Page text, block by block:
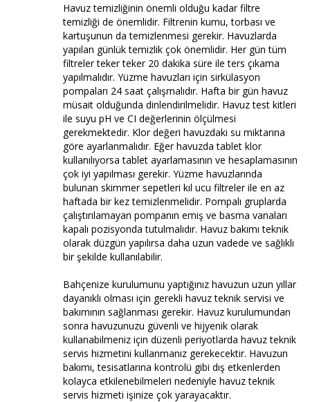
Havuz temizliğinin önemli olduğu kadar filtre
temizliği de önemlidir. Filtrenin kumu, torbası ve
kartuşunun da temizlenmesi gerekir. Havuzlarda
yapılan günlük temizlik çok önemlidir. Her gün tüm
filtreler teker teker 20 dakika süre ile ters çıkama
yapılmalıdır. Yüzme havuzları için sirkülasyon
pompaları 24 saat çalışmalıdır. Hafta bir gün havuz
müsait olduğunda dinlendirilmelidir. Havuz test kitleri
ile suyu pH ve CI değerlerinin ölçülmesi
gerekmektedir. Klor değeri havuzdaki su miktarına
göre ayarlanmalıdır. Eğer havuzda tablet klor
kullanılıyorsa tablet ayarlamasının ve hesaplamasının
çok iyi yapılması gerekir. Yüzme havuzlarında
bulunan skimmer sepetleri kıl ucu filtreler ile en az
haftada bir kez temizlenmelidir. Pompalı gruplarda
çalıştırılamayan pompanın emiş ve basma vanaları
kapalı pozisyonda tutulmalıdır. Havuz bakımı teknik
olarak düzgün yapılırsa daha uzun vadede ve sağlıklı
bir şekilde kullanılabilir.
Bahçenize kurulumunu yaptığınız havuzun uzun yıllar
dayanıklı olması için gerekli havuz teknik servisi ve
bakımının sağlanması gerekir. Havuz kurulumundan
sonra havuzunuzu güvenli ve hijyenik olarak
kullanabilmeniz için düzenli periyotlarda havuz teknik
servis hizmetini kullanmanız gerekecektir. Havuzun
bakımı, tesisatlarına kontrolü gibi dış etkenlerden
kolayca etkilenebilmeleri nedeniyle havuz teknik
servis hizmeti işinize çok yarayacaktır.